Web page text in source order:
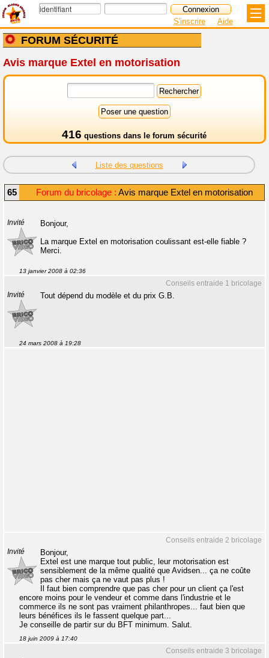
FORUM SÉCURITÉ
S'inscrire Aide
Avis marque Extel en motorisation
416 questions dans le forum sécurité
Liste des questions
65 Forum du bricolage : Avis marque Extel en motorisation
Invité
Bonjour,
La marque Extel en motorisation coulissant est-elle fiable ?
Merci.
13 janvier 2008 à 02:36
Conseils entraide 1 bricolage
Invité Tout dépend du modèle et du prix G.B.
24 mars 2008 à 19:28
Conseils entraide 2 bricolage
Invité
Bonjour,
Extel est une marque tout public, leur motorisation est
sensiblement de la même qualité que Avidsen... ça ne coûte
pas cher mais ça ne vaut pas plus !
Il faut bien comprendre que pas cher pour un client ça l'est
encore moins pour le vendeur et comme dans l'industrie et le
commerce ils ne sont pas vraiment philanthropes... faut bien que
leurs bénéfices ils le fassent quelque part...
Je conseille de partir sur du BFT minimum. Salut.
18 juin 2009 à 17:40
Conseils entraide 3 bricolage